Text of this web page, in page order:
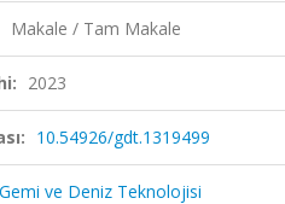
Makale / Tam Makale
2023
10.54926/gdt.1319499
Gemi ve Deniz Teknolojisi